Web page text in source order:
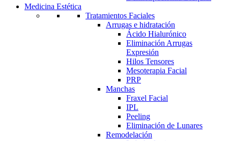
Medicina Estética
Tratamientos Faciales
Arrugas e hidratación
Ácido Hialurónico
Eliminación Arrugas
Expresión
Hilos Tensores
Mesoterapia Facial
PRP
Manchas
Fraxel Facial
IPL
Peeling
Eliminación de Lunares
Remodelación